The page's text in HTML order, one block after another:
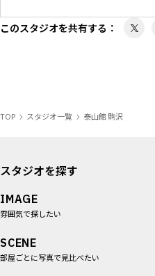
このスタジオを共有する ：
TOP スタジオ一覧 泰山館 駒沢
スタジオを探す
IMAGE
雰囲気で探したい
SCENE
部屋ごとに写真で見比べたい